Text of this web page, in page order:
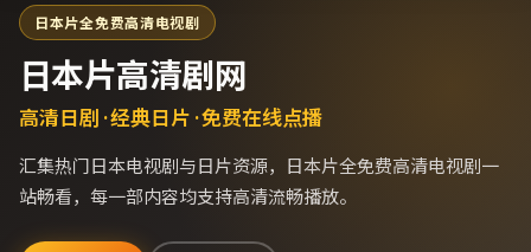
日本片全免费高清电视剧
日本片高清剧网
高清日剧 · 经典日片 · 免费在线点播
汇集热门日本电视剧与日片资源， 日本片全免费高清电视剧一
站畅看，每一部内容均支持高清流畅播放。